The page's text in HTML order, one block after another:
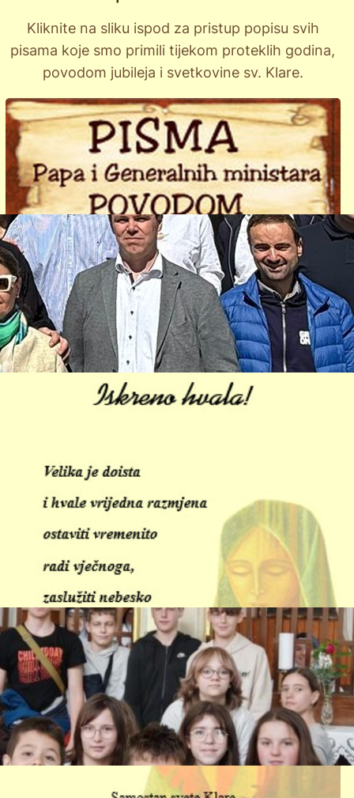
Kliknite na sliku ispod za pristup popisu svih
pisama koje smo primili tijekom proteklih godina,
povodom jubileja i svetkovine sv. Klare.